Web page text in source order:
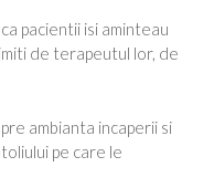
pacientii isi aminteau
de terapeutul lor, de
ambianta incaperii si
pe care le